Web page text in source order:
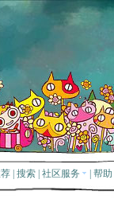
搜索 社区服务 帮助